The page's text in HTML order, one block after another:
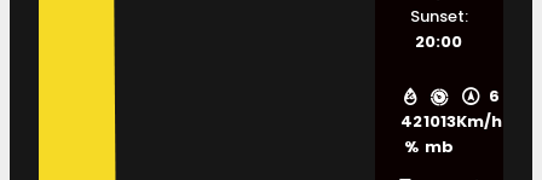
42
%
1013
mb
6
Km/h
Sunset:
20:00